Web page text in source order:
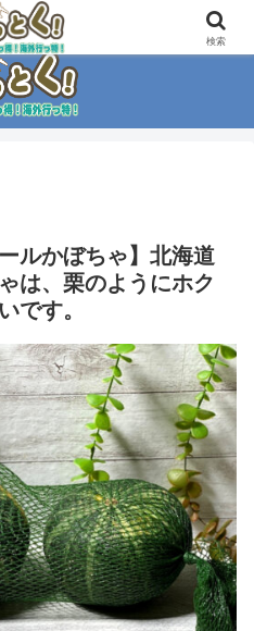
がイチ押商品紹介！！
ルかぼちゃ】北海道
は、栗のようにホク
です。
検索